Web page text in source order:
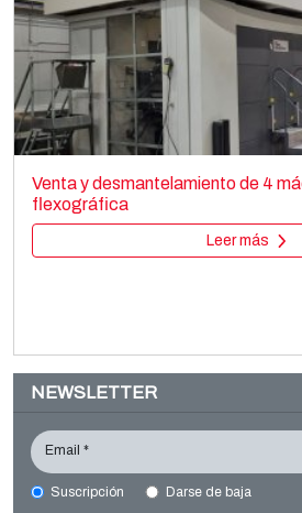
CURIONI CURIONI
Bag making
Paper bag making SOS
Leer más
Venta y desmantelamiento de 4
flexográfica
Leer más
NEWSLETTER
Email *
Suscripción Darse de baja